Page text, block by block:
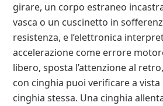
girare, un corpo estraneo
vasca o un cuscinetto in
resistenza, e l’elettronica
accelerazione come errore
libero, sposta l’attenzione al
con cinghia puoi verificare a
cinghia stessa. Una cinghia